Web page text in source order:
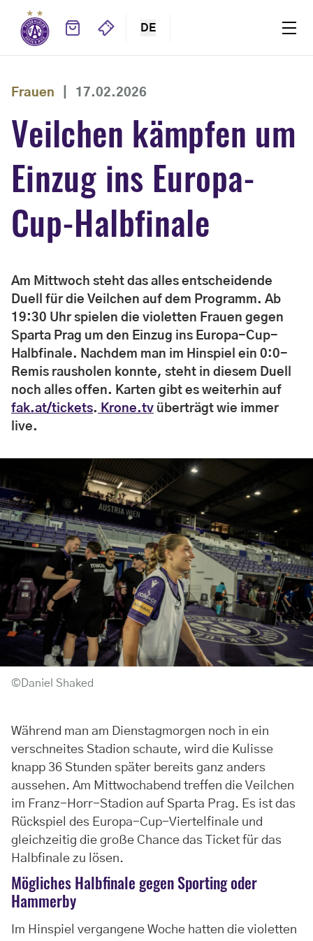
DE
Frauen 17.02.2026
Veilchen kämpfen um
Einzug ins Europa-
Cup-Halbfinale
Am Mittwoch steht das alles entscheidende
Duell für die Veilchen auf dem Programm. Ab
19:30 Uhr spielen die violetten Frauen gegen
Sparta Prag um den Einzug ins Europa-Cup-
Halbfinale. Nachdem man im Hinspiel ein 0:0-
Remis rausholen konnte, steht in diesem Duell
noch alles offen. Karten gibt es weiterhin auf
fak.at/tickets. Krone.tv überträgt wie immer
live.
©Daniel Shaked
Während man am Dienstagmorgen noch in ein
verschneites Stadion schaute, wird die Kulisse
knapp 36 Stunden später bereits ganz anders
aussehen. Am Mittwochabend treffen die Veilchen
im Franz-Horr-Stadion auf Sparta Prag. Es ist das
Rückspiel des Europa-Cup-Viertelfinale und
gleichzeitig die große Chance das Ticket für das
Halbfinale zu lösen.
Mögliches Halbfinale gegen Sporting oder
Hammerby
Im Hinspiel vergangene Woche hatten die violetten